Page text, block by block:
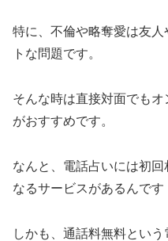
特に、不倫や略奪愛は友
トな問題です。
そんな時は直接対面でも
がおすすめです。
なんと、電話占いには初
なるサービスがあるんです
しかも、通話料無料という